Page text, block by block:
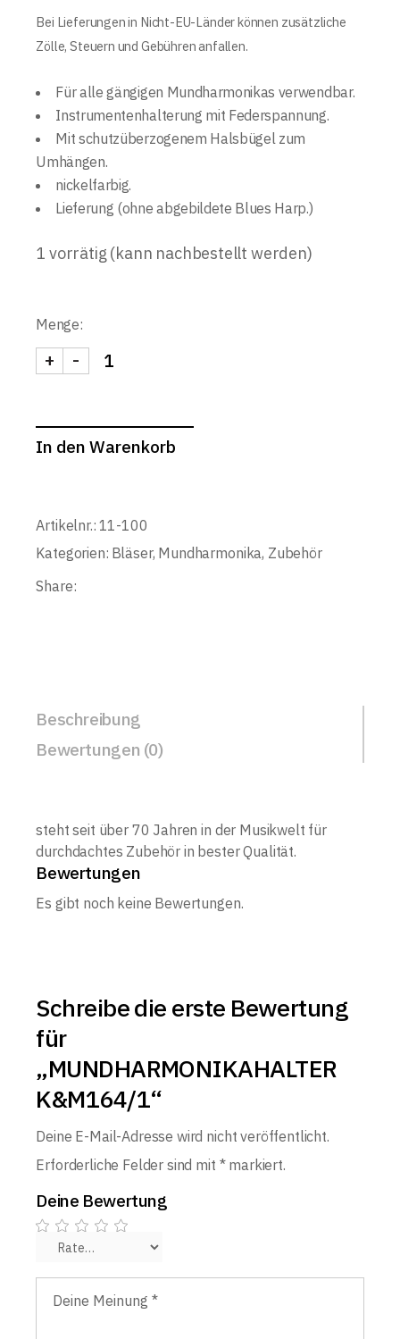
Bei Lieferungen in Nicht-EU-Länder können zusätzliche
Zölle, Steuern und Gebühren anfallen.
Für alle gängigen Mundharmonikas verwendbar.
Instrumentenhalterung mit Federspannung.
Mit schutzüberzogenem Halsbügel zum
Umhängen.
nickelfarbig.
Lieferung (ohne abgebildete Blues Harp.)
1 vorrätig (kann nachbestellt werden)
Menge:
MUNDHARMONIKAHALTER K&M164/1 quantity
-
+
In den Warenkorb
Artikelnr.: 11-100
Kategorien: Bläser, Mundharmonika, Zubehör
Share:
Beschreibung
Bewertungen (0)
steht seit über 70 Jahren in der Musikwelt für
durchdachtes Zubehör in bester Qualität.
Bewertungen
Es gibt noch keine Bewertungen.
Schreibe die erste Bewertung
für
„MUNDHARMONIKAHALTER
K&M164/1“
Deine E-Mail-Adresse wird nicht veröffentlicht.
Erforderliche Felder sind mit *markiert.
Deine Bewertung